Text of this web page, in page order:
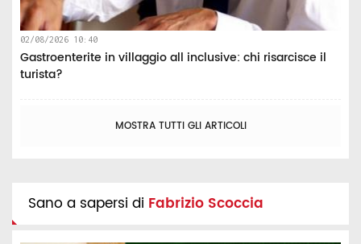
02/08/2026 10:40
Gastroenterite in villaggio all inclusive: chi risarcisce il
turista?
MOSTRA TUTTI GLI ARTICOLI
Sano a sapersi di Fabrizio Scoccia